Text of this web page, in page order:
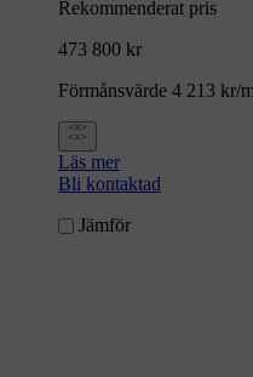
Rekommenderat pris
473 800 kr
Förmånsvärde 4 213 kr/
Läs mer
Bli kontaktad
Jämför